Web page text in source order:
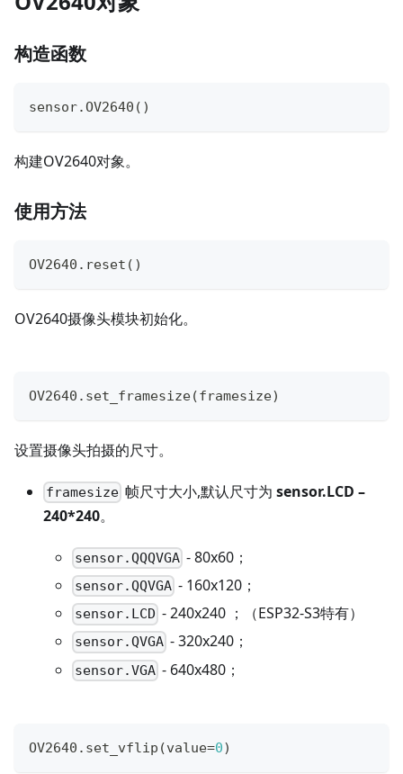
构造函数
sensor.OV2640 ( )
构建OV2640对象。
使用方法
OV2640 . reset ( )
OV2640摄像头模块初始化。
OV2640 . set_framesize(framesize)
设置摄像头拍摄的尺寸。
framesize 帧尺寸大小,默认尺寸为sensor.LCD –
240*240。
sensor.QQQVGA - 80x60；
sensor.QQVGA - 160x120；
sensor.LCD - 240x240 ；（ESP32-S3特有）
sensor.QVGA - 320x240；
sensor.VGA - 640x480；
OV2640 . set_vflip (value=0)